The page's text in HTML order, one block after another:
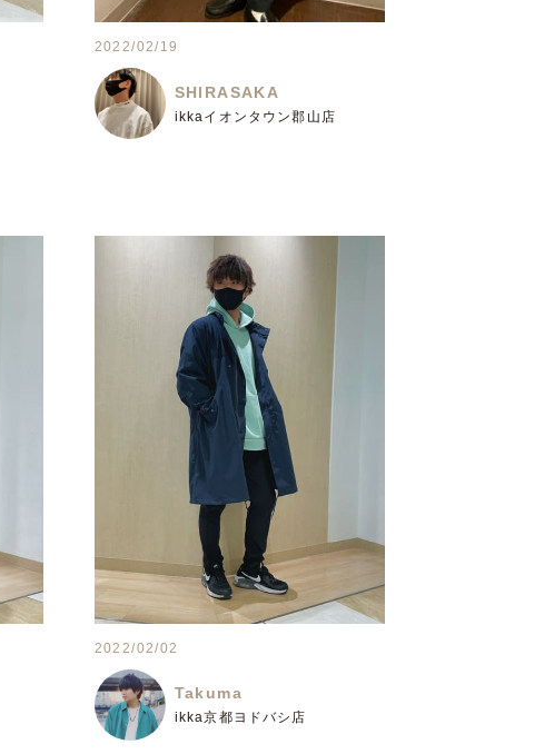
2022/02/19
SHIRASAKA
ikkaイオンタウン郡山店
2022/02/02
Takuma
ikka京都ヨドバシ店